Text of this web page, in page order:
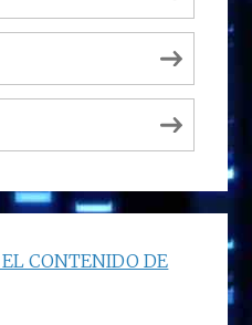
CONTENIDO DE